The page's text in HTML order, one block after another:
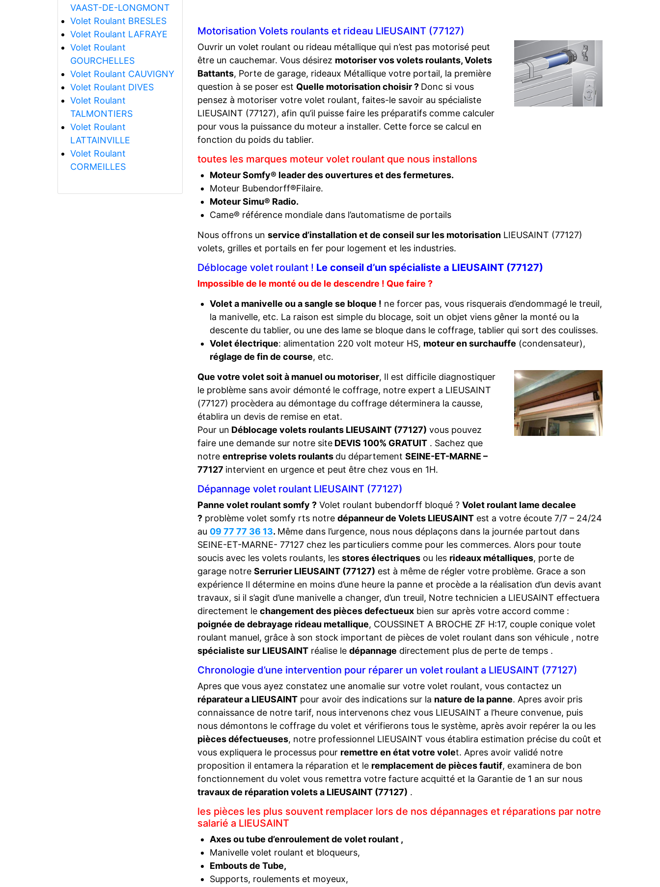
VAAST-DE-LONGMONT
Volet Roulant BRESLES
Volet Roulant LAFRAYE
Volet Roulant
GOURCHELLES
Volet Roulant CAUVIGNY
Volet Roulant DIVES
Volet Roulant
TALMONTIERS
Volet Roulant
LATTAINVILLE
Volet Roulant
CORMEILLES
Motorisation Volets roulants et rideau LIEUSAINT (77127)
Ouvrir un volet roulant ou rideau métallique qui n’est pas motorisé peut
être un cauchemar. Vous désirez motoriser vos volets roulants,Volets
Battants, Porte de garage, rideaux Métallique votre portail, la première
question à se poser est Quelle motorisation choisir ? Donc si vous
pensez à motoriser votre volet roulant, faites-le savoir au spécialiste
LIEUSAINT (77127), afin qu’il puisse faire les préparatifs comme calculer
pour vous la puissance du moteur a installer. Cette force se calcul en
fonction du poids du tablier.
toutes les marques moteur volet roulant que nous installons
Moteur Somfy® leader des ouvertures et des fermetures.
Moteur Bubendorff®Filaire.
Moteur Simu® Radio.
Came® référence mondiale dans l’automatisme de portails
Nous offrons un service d’installation et de conseil sur les motorisation LIEUSAINT (77127)
volets, grilles et portails en fer pour logement et les industries.
Déblocage volet roulant ! Le conseil d’un spécialiste a LIEUSAINT (77127)
Impossible de le monté ou de le descendre ! Que faire ?
Volet a manivelle ou a sangle se bloque ! ne forcer pas, vous risquerais d’endommagé le treuil,
la manivelle, etc. La raison est simple du blocage, soit un objet viens gêner la monté ou la
descente du tablier, ou une des lame se bloque dans le coffrage, tablier qui sort des coulisses.
Volet électrique: alimentation 220 volt moteur HS, moteur en surchauffe (condensateur),
réglage de fin de course, etc.
Que votre volet soit à manuel ou motoriser, Il est difficile diagnostiquer
le problème sans avoir démonté le coffrage, notre expert a LIEUSAINT
(77127) procèdera au démontage du coffrage déterminera la causse,
établira un devis de remise en etat.
Pour un Déblocage volets roulants LIEUSAINT (77127) vous pouvez
faire une demande sur notre site DEVIS 100% GRATUIT . Sachez que
notre entreprise volets roulants du département SEINE-ET-MARNE –
77127 intervient en urgence et peut être chez vous en 1H.
Dépannage volet roulant LIEUSAINT (77127)
Panne volet roulant somfy ? Volet roulant bubendorff bloqué ? Volet roulant lame decalee
? problème volet somfy rts notre dépanneur de Volets LIEUSAINT est a votre écoute 7/7 – 24/24
au 09 77 77 36 13. Même dans l’urgence, nous nous déplaçons dans la journée partout dans
SEINE-ET-MARNE- 77127 chez les particuliers comme pour les commerces. Alors pour toute
soucis avec les volets roulants, les stores électriques ou les rideaux métalliques, porte de
garage notre Serrurier LIEUSAINT (77127) est à même de régler votre problème. Grace a son
expérience Il détermine en moins d’une heure la panne et procède a la réalisation d’un devis avant
travaux, si il s’agit d’une manivelle a changer, d’un treuil, Notre technicien a LIEUSAINT effectuera
directement le changement des pièces defectueux bien sur après votre accord comme :
poignée de debrayage rideau metallique, COUSSINET A BROCHE ZF H:17, couple conique volet
roulant manuel, grâce à son stock important de pièces de volet roulant dans son véhicule , notre
spécialiste sur LIEUSAINT réalise le dépannage directement plus de perte de temps .
Chronologie d’une intervention pour réparer un volet roulant a LIEUSAINT (77127)
Apres que vous ayez constatez une anomalie sur votre volet roulant, vous contactez un
réparateur a LIEUSAINT pour avoir des indications sur la nature de la panne. Apres avoir pris
connaissance de notre tarif, nous intervenons chez vous LIEUSAINT a l’heure convenue, puis
nous démontons le coffrage du volet et vérifierons tous le système, après avoir repérer la ou les
pièces défectueuses, notre professionnel LIEUSAINT vous établira estimation précise du coût et
vous expliquera le processus pour remettre en état votre volet. Apres avoir validé notre
proposition il entamera la réparation et le remplacement de pièces fautif, examinera de bon
fonctionnement du volet vous remettra votre facture acquitté et la Garantie de 1 an sur nous
travaux de réparation volets a LIEUSAINT (77127) .
les pièces les plus souvent remplacer lors de nos dépannages et réparations par notre
salarié a LIEUSAINT
Axes ou tube d’enroulement de volet roulant ,
Manivelle volet roulant et bloqueurs,
Embouts de Tube,
Supports, roulements et moyeux,